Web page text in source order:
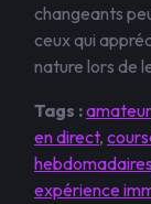
changeants
ceux qui
nature lors de
Tags :
en direct,
hebdomadaires
expérience